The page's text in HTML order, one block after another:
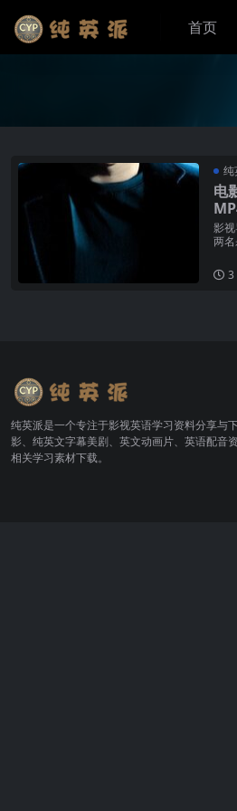
首页
纯
电
影
两
3
纯英派是一个专注于影视英语学习资料分享与
影、纯英文字幕美剧、英文动画片、英语配音
相关学习素材下载。